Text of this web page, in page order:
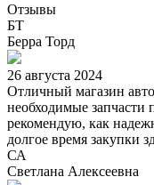
Отзывы
БТ
Берра Торд
26 августа 2024
Отличный магазин
необходимые
рекомендую, как
долгое время закупки
СА
Светлана Алексеевна